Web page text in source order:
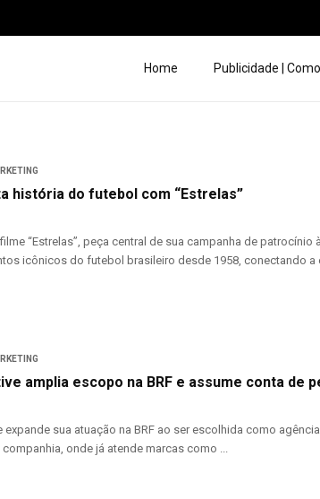
Home Publicidade |
história do futebol com “Estrelas”
“Estrelas”, peça central de sua campanha de
icônicos do futebol brasileiro desde 1958, conectando a
amplia escopo na BRF e assume conta de
expande sua atuação na BRF ao ser escolhida como
onde já atende marcas como ...